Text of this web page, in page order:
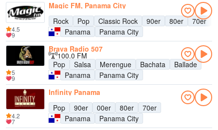
Magic FM, Panama City
Rock
Pop Classic Rock 90er 80er 70er
Panama
Panama City
4.5
9
Brava Radio 507
100.0 FM
Pop
Salsa Merengue Bachata
Ballade
Panama
Panama City
5
9
Infinity Panama
Pop
90er 00er 80er
70er
Panama
Panama City
4.2
7